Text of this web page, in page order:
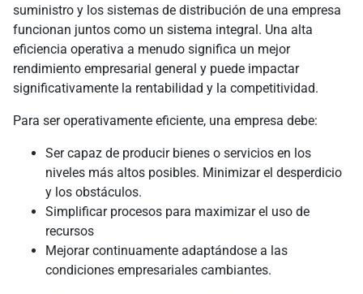
suministro y los sistemas de distribución de una empresa
funcionan juntos como un sistema integral. Una alta
eficiencia operativa a menudo significa un mejor
rendimiento empresarial general y puede impactar
significativamente la rentabilidad y la competitividad.
Para ser operativamente eficiente, una empresa debe:
Ser capaz de producir bienes o servicios en los
niveles más altos posibles. Minimizar el desperdicio
y los obstáculos.
Simplificar procesos para maximizar el uso de
recursos
Mejorar continuamente adaptándose a las
condiciones empresariales cambiantes.